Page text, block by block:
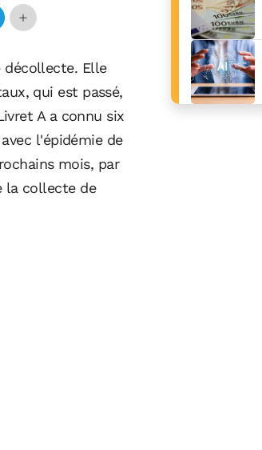
décollecte. Elle
qui est passé,
A a connu six
l'épidémie de
mois, par
la collecte de